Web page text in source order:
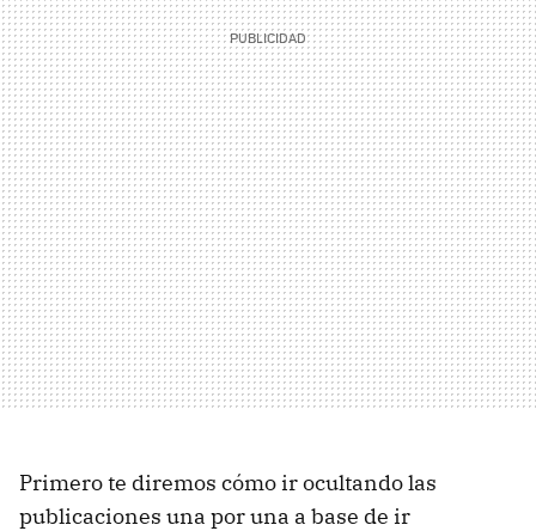
Primero te diremos cómo ir ocultando las
publicaciones una por una a base de ir